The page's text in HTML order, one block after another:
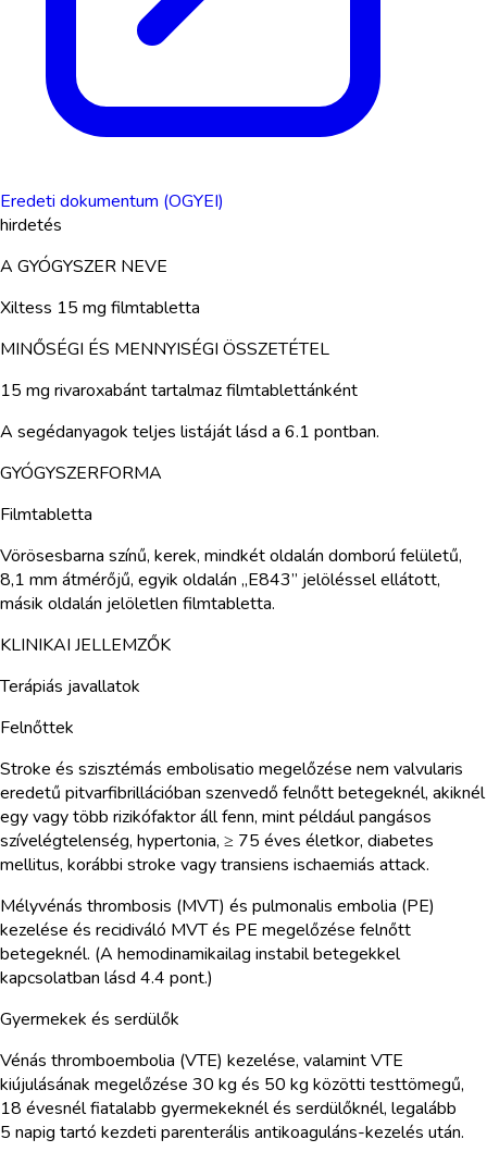
Eredeti dokumentum (OGYEI)
hirdetés
A GYÓGYSZER NEVE
Xiltess 15 mg filmtabletta
MINŐSÉGI ÉS MENNYISÉGI ÖSSZETÉTEL
15 mg rivaroxabánt tartalmaz filmtablettánként
A segédanyagok teljes listáját lásd a 6.1 pontban.
GYÓGYSZERFORMA
Filmtabletta
Vörösesbarna színű, kerek, mindkét oldalán domború felületű,
8,1 mm átmérőjű, egyik oldalán „E843” jelöléssel ellátott,
másik oldalán jelöletlen filmtabletta.
KLINIKAI JELLEMZŐK
Terápiás javallatok
Felnőttek
Stroke és szisztémás embolisatio megelőzése nem valvularis
eredetű pitvarfibrillációban szenvedő felnőtt betegeknél, akiknél
egy vagy több rizikófaktor áll fenn, mint például pangásos
szívelégtelenség, hypertonia, ≥ 75 éves életkor, diabetes
mellitus, korábbi stroke vagy transiens ischaemiás attack.
Mélyvénás thrombosis (MVT) és pulmonalis embolia (PE)
kezelése és recidiváló MVT és PE megelőzése felnőtt
betegeknél. (A hemodinamikailag instabil betegekkel
kapcsolatban lásd 4.4 pont.)
Gyermekek és serdülők
Vénás thromboembolia (VTE) kezelése, valamint VTE
kiújulásának megelőzése 30 kg és 50 kg közötti testtömegű,
18 évesnél fiatalabb gyermekeknél és serdülőknél, legalább
5 napig tartó kezdeti parenterális antikoaguláns-kezelés után.